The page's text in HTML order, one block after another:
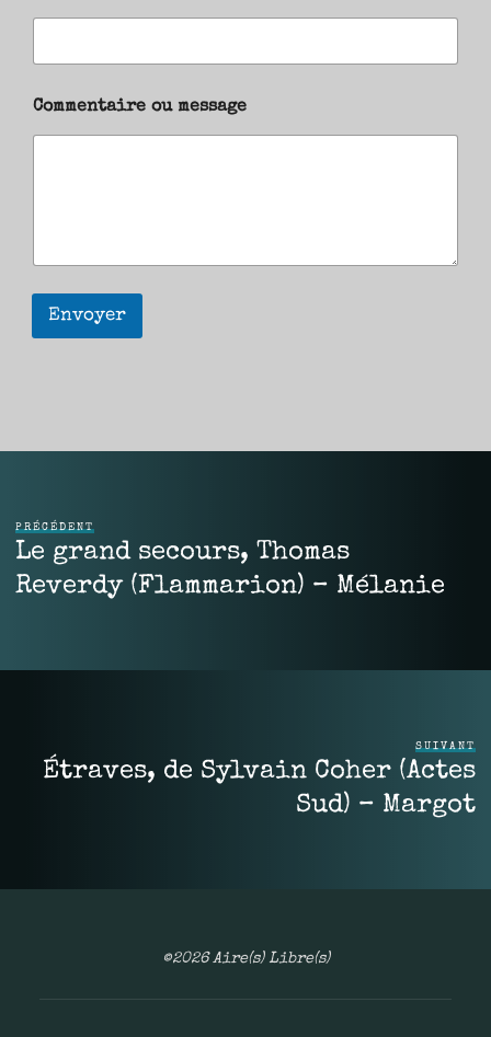
Commentaire ou message
Envoyer
PRÉCÉDENT
Le grand secours, Thomas
Reverdy (Flammarion) – Mélanie
SUIVANT
Étraves, de Sylvain Coher (Actes
Sud) – Margot
©2026 Aire(s) Libre(s)